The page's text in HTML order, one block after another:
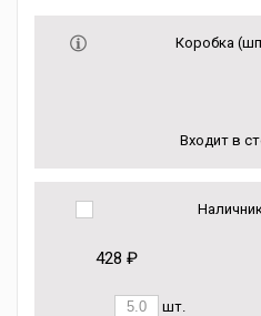
Коробка
Входит в
428 ₽
шт.